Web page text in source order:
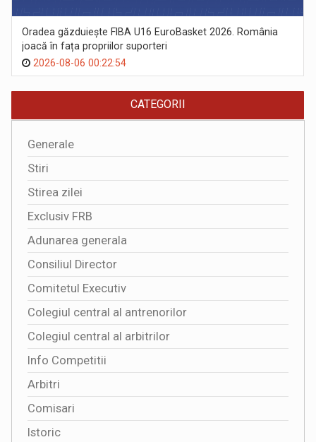
Oradea găzduiește FIBA U16 EuroBasket 2026. România
joacă în fața propriilor suporteri
2026-08-06 00:22:54
CATEGORII
Generale
Stiri
Stirea zilei
Exclusiv FRB
Adunarea generala
Consiliul Director
Comitetul Executiv
Colegiul central al antrenorilor
Colegiul central al arbitrilor
Info Competitii
Arbitri
Comisari
Istoric